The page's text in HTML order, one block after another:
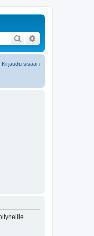
Etsi
Kirjaudu sisään